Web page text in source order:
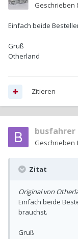
Geschrieben
Einfach beide
Gruß
Otherland
Zitieren
busfahrer
Geschrieben
Zitat
Original von
Einfach beide
brauchst.
Gruß